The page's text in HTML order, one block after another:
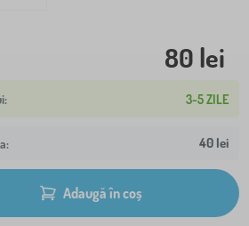
80 lei
3-5 ZILE
40 lei
Adaugă în coș